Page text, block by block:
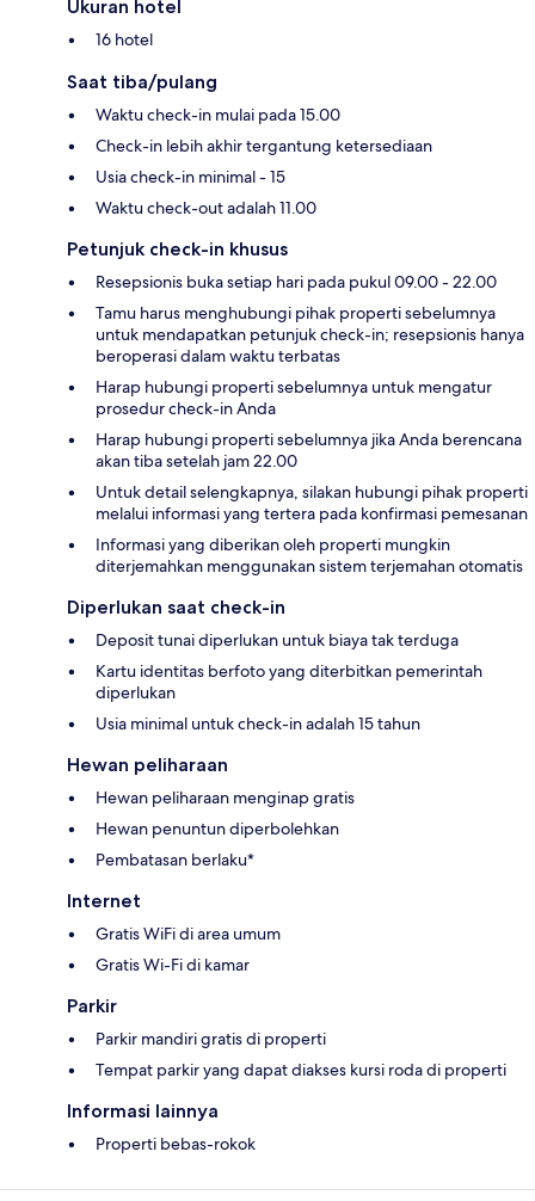
Ukuran hotel
16 hotel
Saat tiba/pulang
Waktu check-in mulai pada 15.00
Check-in lebih akhir tergantung ketersediaan
Usia check-in minimal - 15
Waktu check-out adalah 11.00
Petunjuk check-in khusus
Resepsionis buka setiap hari pada pukul 09.00 - 22.00
Tamu harus menghubungi pihak properti sebelumnya
untuk mendapatkan petunjuk check-in; resepsionis hanya
beroperasi dalam waktu terbatas
Harap hubungi properti sebelumnya untuk mengatur
prosedur check-in Anda
Harap hubungi properti sebelumnya jika Anda berencana
akan tiba setelah jam 22.00
Untuk detail selengkapnya, silakan hubungi pihak properti
melalui informasi yang tertera pada konfirmasi pemesanan
Informasi yang diberikan oleh properti mungkin
diterjemahkan menggunakan sistem terjemahan otomatis
Diperlukan saat check-in
Deposit tunai diperlukan untuk biaya tak terduga
Kartu identitas berfoto yang diterbitkan pemerintah
diperlukan
Usia minimal untuk check-in adalah 15 tahun
Hewan peliharaan
Hewan peliharaan menginap gratis
Hewan penuntun diperbolehkan
Pembatasan berlaku*
Internet
Gratis WiFi di area umum
Gratis Wi-Fi di kamar
Parkir
Parkir mandiri gratis di properti
Tempat parkir yang dapat diakses kursi roda di properti
Informasi lainnya
Properti bebas-rokok